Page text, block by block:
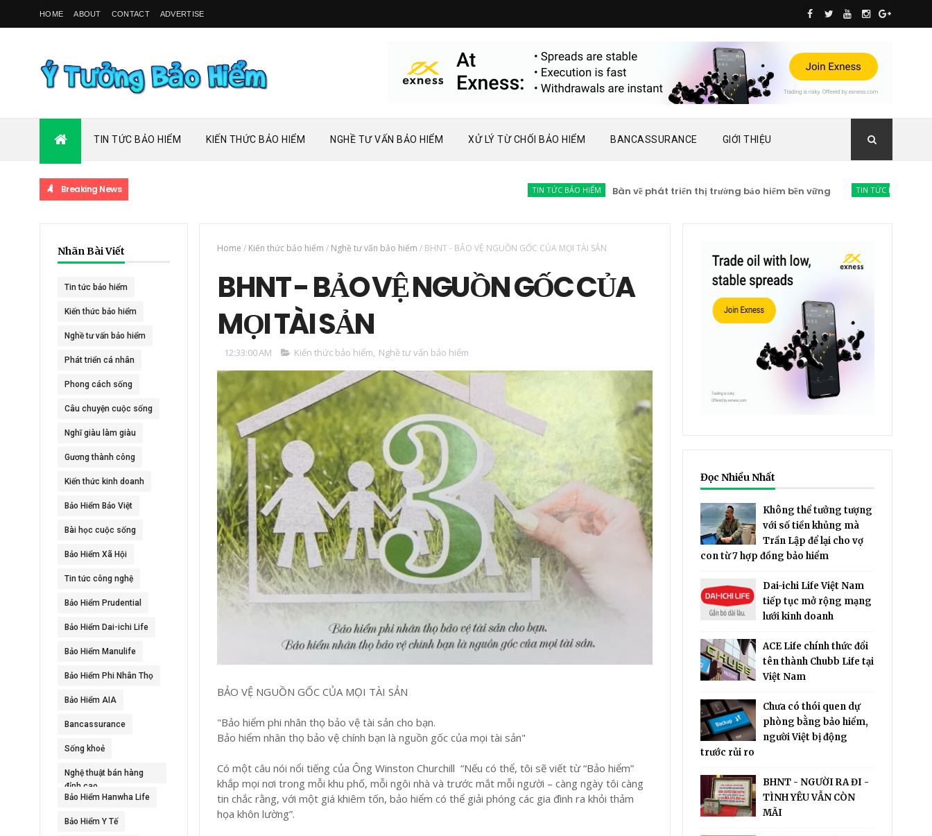
HOME ABOUT CONTACT ADVERTISE
TIN TỨC BẢO HIỂM KIẾN THỨC BẢO HIỂM NGHỀ TƯ VẤN BẢO HIỂM XỬ LÝ TỪ CHỐI BẢO HIỂM BANCASSURANCE GIỚI THIỆU
Breaking News TIN TỨC BẢO HIỂM Bàn về phát triển thị trường bảo hiểm bền vững TIN TỨC BẢO HIỂM
Nhãn Bài Viết
Tin tức bảo hiểm
Kiến thức bảo hiểm
Nghề tư vấn bảo hiểm
Phát triển cá nhân
Phong cách sống
Câu chuyện cuộc sống
Nghĩ giàu làm giàu
Gương thành công
Kiến thức kinh doanh
Bảo Hiểm Bảo Việt
Bài học cuộc sống
Bảo Hiểm Xã Hội
Tin tức công nghệ
Bảo Hiểm Prudential
Bảo Hiểm Dai-ichi Life
Bảo Hiểm Manulife
Bảo Hiểm Phi Nhân Thọ
Bảo Hiểm AIA
Bancassurance
Sống khoẻ
Nghệ thuật bán hàng
đỉnh cao
Bảo Hiểm Hanwha Life
Bảo Hiểm Y Tế
Home / Kiến thức bảo hiểm / Nghề tư vấn bảo hiểm / BHNT - BẢO VỆ NGUỒN GỐC CỦA MỌI TÀI SẢN
BHNT - BẢO VỆ NGUỒN GỐC CỦA
MỌI TÀI SẢN
12:33:00 AM Kiến thức bảo hiểm, Nghề tư vấn bảo hiểm
BẢO VỆ NGUỒN GỐC CỦA MỌI TÀI SẢN
"Bảo hiểm phi nhân thọ bảo vệ tài sản cho bạn.
Bảo hiểm nhân thọ bảo vệ chính bạn là nguồn gốc của mọi tài sản"
Có một câu nói nổi tiếng của Ông Winston Churchill “Nếu có thể, tôi sẽ viết từ “Bảo hiểm”
khắp mọi nơi trong mỗi khu phố, mỗi ngôi nhà và trước mắt mỗi người – càng ngày tôi càng
tin chắc rằng, với một giá khiêm tốn, bảo hiểm có thể giải phóng các gia đình ra khỏi thảm
họa khôn lường”.
Đọc Nhiều Nhất
Không thể tưởng tượng
với số tiền khủng mà
Trần Lập để lại cho vợ
con từ 7 hợp đồng bảo hiểm
Dai-ichi Life Việt Nam
tiếp tục mở rộng mạng
lưới kinh doanh
ACE Life chính thức đổi
tên thành Chubb Life tại
Việt Nam
Chưa có thói quen dự
phòng bằng bảo hiểm,
người Việt bị động
trước rủi ro
BHNT - NGƯỜI RA ĐI -
TÌNH YÊU VẪN CÒN
MÃI